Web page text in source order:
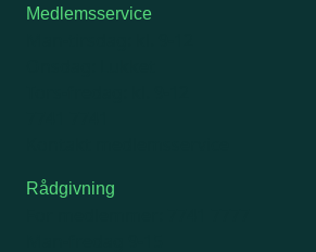
Medlemsservice
Rådgivning